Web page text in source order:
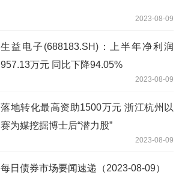
2023-08-09
生益电子(688183.SH)：上半年净利润
957.13万元 同比下降94.05%
2023-08-09
落地转化最高资助1500万元 浙江杭州以
赛为媒挖掘博士后“潜力股”
2023-08-09
每日债券市场要闻速递（2023-08-09）